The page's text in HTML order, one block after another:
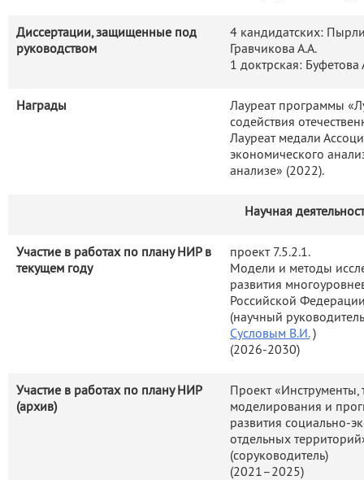
Диссертации, защищенные под
руководством
4 кандидатских:
Гравчикова А.А.
1 доктрская: Буфетова
Награды
Лауреат программы
содействия
Лауреат медали
экономического
анализе» (2022).
Научная
Участие в работах по плану НИР в
текущем году
проект 7.5.2.1.
Модели и методы
развития
Российской
(научный
Сусловым В.И.)
(2026-2030)
Участие в работах по плану НИР
(архив)
Проект «Инструменты,
моделирования и
развития социально-
отдельных
(соруководитель)
(2021–2025)